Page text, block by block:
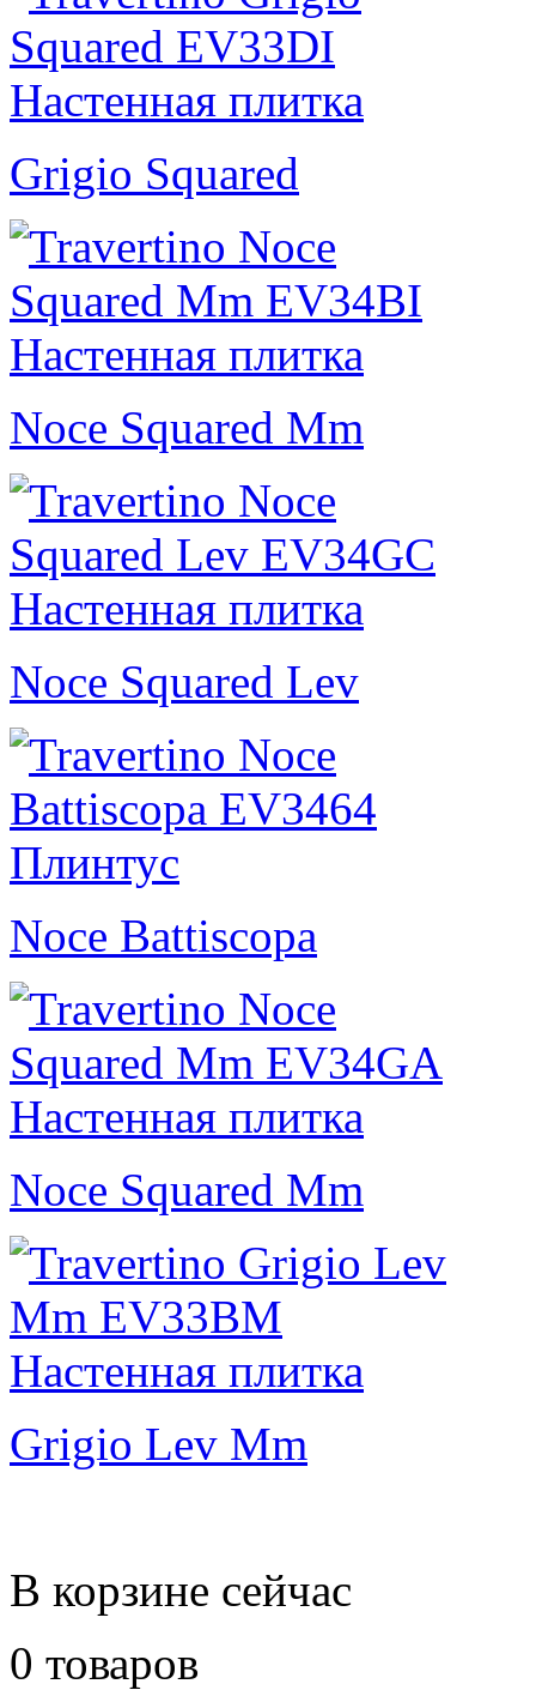
Grigio Squared
Noce Squared Mm
Noce Squared Lev
Noce Battiscopa
Noce Squared Mm
Grigio Lev Mm
В корзине сейчас
0 товаров